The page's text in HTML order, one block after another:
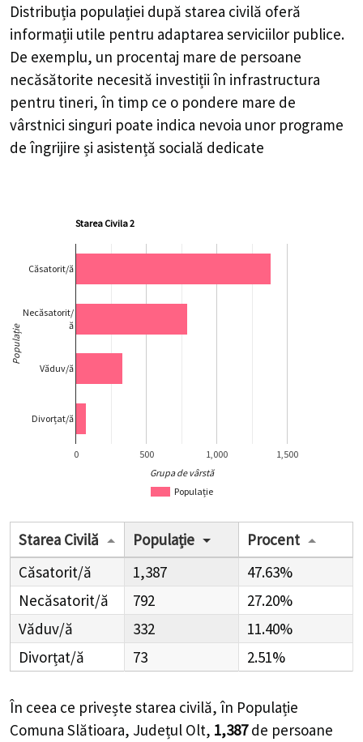
Distribuția populației după starea civilă oferă
informații utile pentru adaptarea serviciilor publice.
De exemplu, un procentaj mare de persoane
necăsătorite necesită investiții în infrastructura
pentru tineri, în timp ce o pondere mare de
vârstnici singuri poate indica nevoia unor programe
de îngrijire și asistență socială dedicate
Starea Civila 2
Populație
0 500 1,000 1,500
Căsatorit/ă
Necăsatorit/
ă
Văduv/ă
Divorțat/ă
Grupa de vârstă
Populație
Starea Civilă Populație
Procent
Căsatorit/ă
1,387
47.63%
Necăsatorit/ă
792
27.20%
Văduv/ă
332
11.40%
Divorțat/ă
73 2.51%
În ceea ce privește starea civilă, în Populație
Comuna Slătioara, Județul Olt, 1,387 de persoane